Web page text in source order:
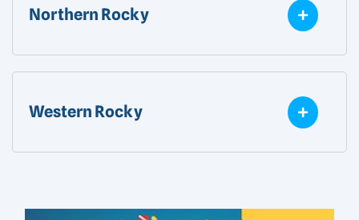
Northern Rocky
Western Rocky